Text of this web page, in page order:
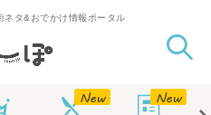
ネタ&おでかけ情報ポータル